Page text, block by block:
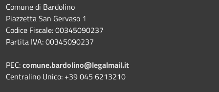
Comune di Bardolino
Piazzetta San Gervaso 1
Codice Fiscale: 00345090237
Partita IVA: 00345090237
PEC:comune.bardolino@legalmail.it
Centralino Unico: +39 045 6213210